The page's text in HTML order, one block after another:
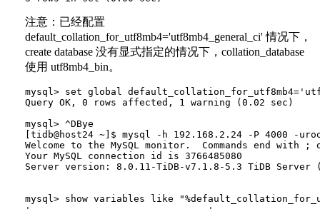
注意：已经配置
default_collation_for_utf8mb4='utf8mb4_general_ci' 情况下，
create database 没有显式指定的情况下，collation_database
使用 utf8mb4_bin。
mysql> set global
Query OK, 0 rows affected, 1 warning (0.02 sec)
mysql> ^DBye
[tidb@host24 ~]$ mysql -h 192.168.2.24 -P 4000 -
Welcome to the MySQL monitor.  Commands end with
Your MySQL connection id is 3766485080
Server version: 8.0.11-TiDB-v7.1.8-5.3 TiDB Server
mysql> show variables like